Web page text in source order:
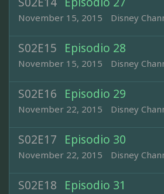
November 15, 2015 Disney
S02E15 Episodio 28
November 15, 2015 Disney
S02E16 Episodio 29
November 22, 2015 Disney
S02E17 Episodio 30
November 22, 2015 Disney
S02E18 Episodio 31